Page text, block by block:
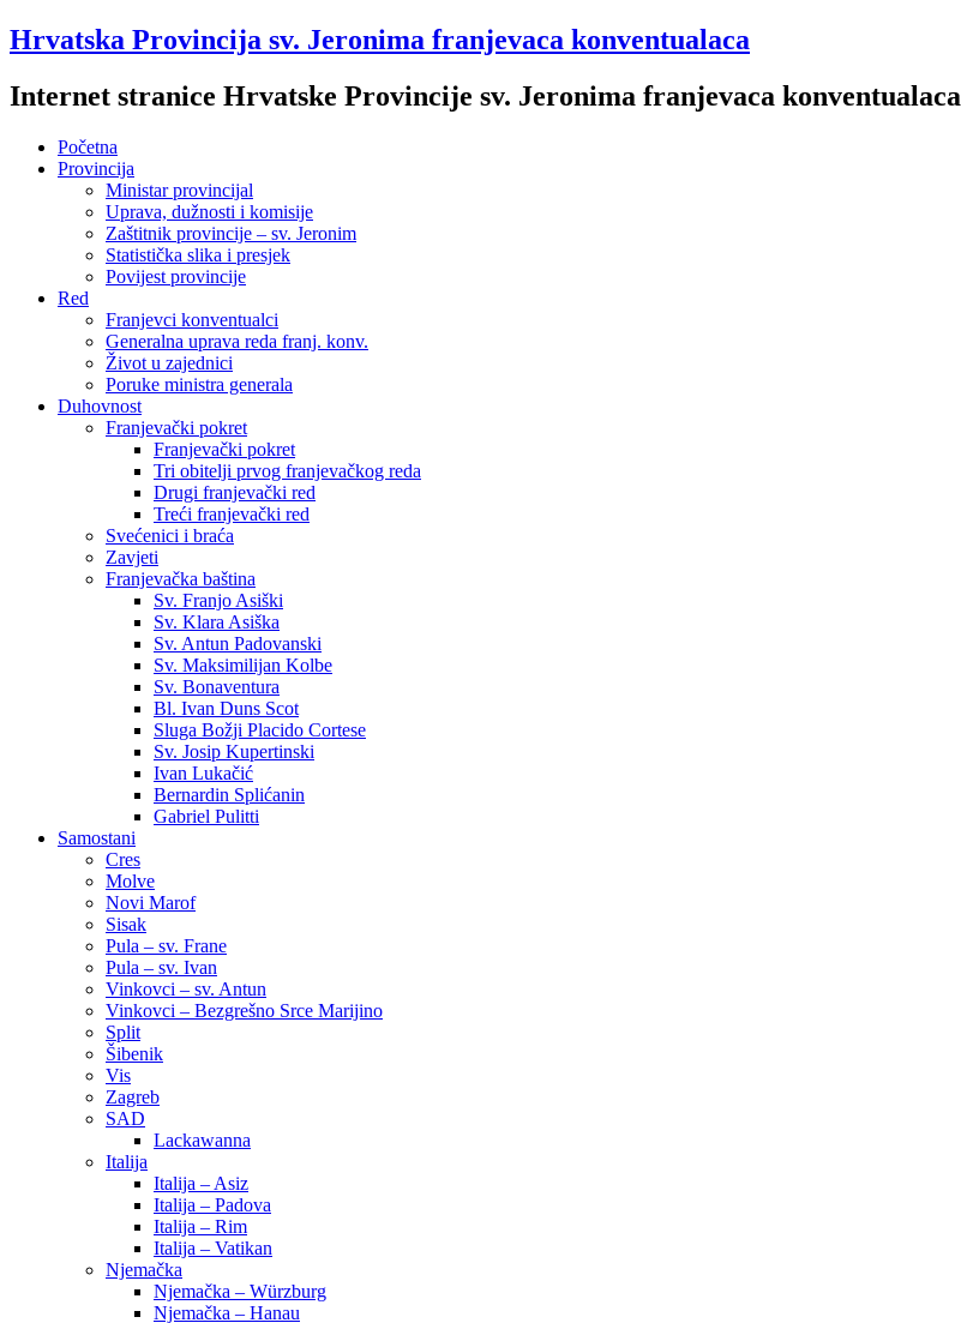
Hrvatska Provincija sv. Jeronima franjevaca konventualaca
Internet stranice Hrvatske Provincije sv. Jeronima franjevaca konventualaca
Početna
Provincija
Ministar provincijal
Uprava, dužnosti i komisije
Zaštitnik provincije – sv. Jeronim
Statistička slika i presjek
Povijest provincije
Red
Franjevci konventualci
Generalna uprava reda franj. konv.
Život u zajednici
Poruke ministra generala
Duhovnost
Franjevački pokret
Franjevački pokret
Tri obitelji prvog franjevačkog reda
Drugi franjevački red
Treći franjevački red
Svećenici i braća
Zavjeti
Franjevačka baština
Sv. Franjo Asiški
Sv. Klara Asiška
Sv. Antun Padovanski
Sv. Maksimilijan Kolbe
Sv. Bonaventura
Bl. Ivan Duns Scot
Sluga Božji Placido Cortese
Sv. Josip Kupertinski
Ivan Lukačić
Bernardin Splićanin
Gabriel Pulitti
Samostani
Cres
Molve
Novi Marof
Sisak
Pula – sv. Frane
Pula – sv. Ivan
Vinkovci – sv. Antun
Vinkovci – Bezgrešno Srce Marijino
Split
Šibenik
Vis
Zagreb
SAD
Lackawanna
Italija
Italija – Asiz
Italija – Padova
Italija – Rim
Italija – Vatikan
Njemačka
Njemačka – Würzburg
Njemačka – Hanau